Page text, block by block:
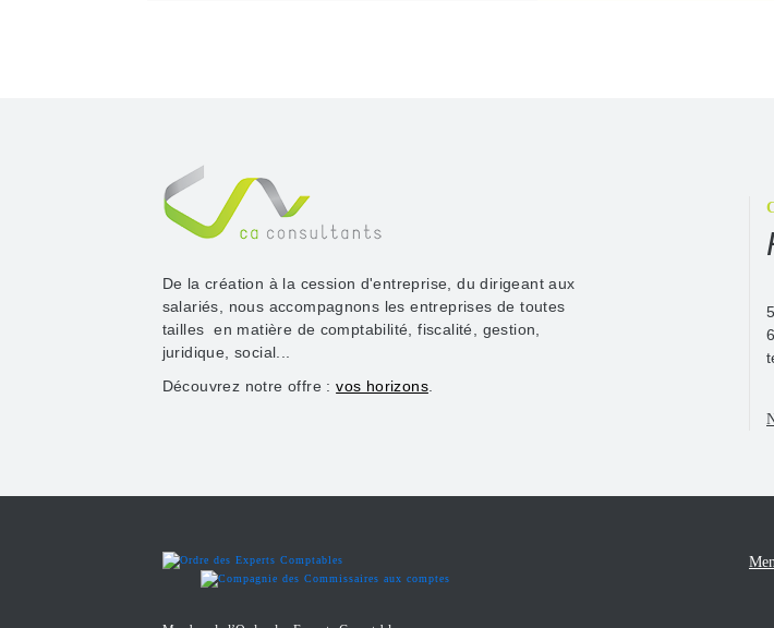
De la création à la cession d'entreprise, du dirigeant aux
salariés, nous accompagnons les entreprises de toutes
tailles en matière de comptabilité, fiscalité, gestion,
juridique, social...
Découvrez notre offre :vos horizons.